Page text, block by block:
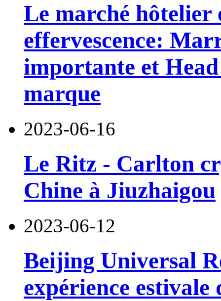
Le marché hôtelier
effervescence:
importante et
marque
2023-06-16
Le Ritz - Carlton
Chine à Jiuzhaigou
2023-06-12
Beijing Universal
expérience